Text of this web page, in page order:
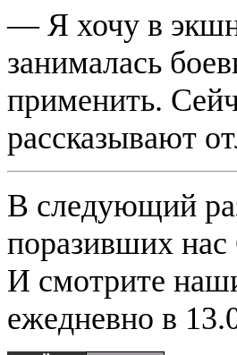
— Я хочу в
занималась
применить.
рассказывают
В следующий
поразивших
И смотрите
ежедневно в